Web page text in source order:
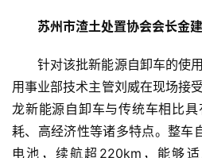
苏州市渣土处置协会会长金
针对该批新能源自卸车的使
用事业部技术主管刘威在现场接
龙新能源自卸车与传统车相比
耗、高经济性等诸多特点。整车
电池，续航超220km，能够